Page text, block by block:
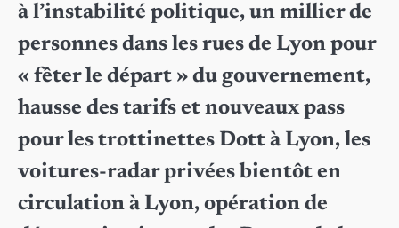
à l’instabilité politique, un millier de
personnes dans les rues de Lyon pour
« fêter le départ » du gouvernement,
hausse des tarifs et nouveaux pass
pour les trottinettes Dott à Lyon, les
voitures-radar privées bientôt en
circulation à Lyon, opération de